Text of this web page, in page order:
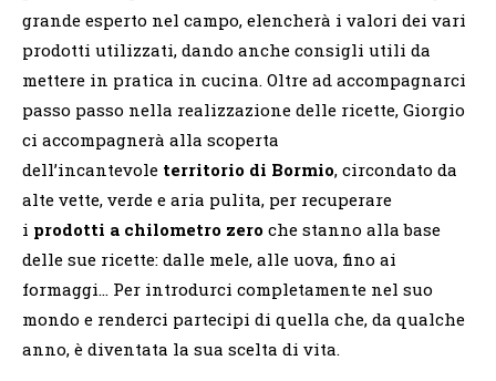
grande esperto nel campo, elencherà i valori dei vari
prodotti utilizzati, dando anche consigli utili da
mettere in pratica in cucina. Oltre ad accompagnarci
passo passo nella realizzazione delle ricette, Giorgio
ci accompagnerà alla scoperta
dell’incantevole territorio di Bormio, circondato da
alte vette, verde e aria pulita, per recuperare
i prodotti a chilometro zero che stanno alla base
delle sue ricette: dalle mele, alle uova, fino ai
formaggi… Per introdurci completamente nel suo
mondo e renderci partecipi di quella che, da qualche
anno, è diventata la sua scelta di vita.